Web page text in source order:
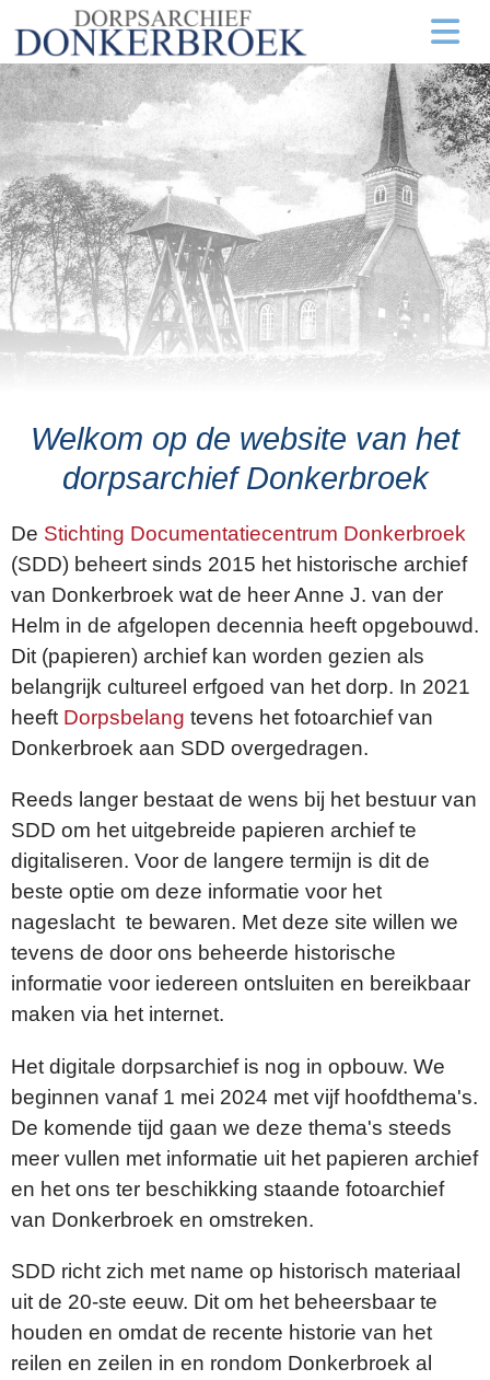
Welkom op de website van het
dorpsarchief Donkerbroek
De Stichting Documentatiecentrum Donkerbroek
(SDD) beheert sinds 2015 het historische archief
van Donkerbroek wat de heer Anne J. van der
Helm in de afgelopen decennia heeft opgebouwd.
Dit (papieren) archief kan worden gezien als
belangrijk cultureel erfgoed van het dorp. In 2021
heeft Dorpsbelang tevens het fotoarchief van
Donkerbroek aan SDD overgedragen.
Reeds langer bestaat de wens bij het bestuur van
SDD om het uitgebreide papieren archief te
digitaliseren. Voor de langere termijn is dit de
beste optie om deze informatie voor het
nageslacht te bewaren. Met deze site willen we
tevens de door ons beheerde historische
informatie voor iedereen ontsluiten en bereikbaar
maken via het internet.
Het digitale dorpsarchief is nog in opbouw. We
beginnen vanaf 1 mei 2024 met vijf hoofdthema's.
De komende tijd gaan we deze thema's steeds
meer vullen met informatie uit het papieren archief
en het ons ter beschikking staande fotoarchief
van Donkerbroek en omstreken.
SDD richt zich met name op historisch materiaal
uit de 20-ste eeuw. Dit om het beheersbaar te
houden en omdat de recente historie van het
reilen en zeilen in en rondom Donkerbroek al